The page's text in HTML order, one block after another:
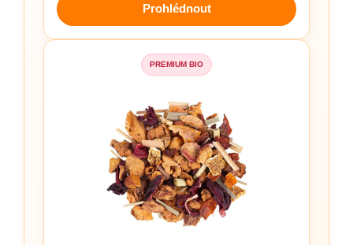
Prohlédnout
PREMIUM BIO